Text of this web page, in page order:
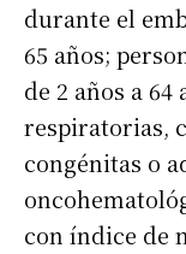
durante el
65 años;
de 2 años a
respiratorias,
congénitas o
con índice de